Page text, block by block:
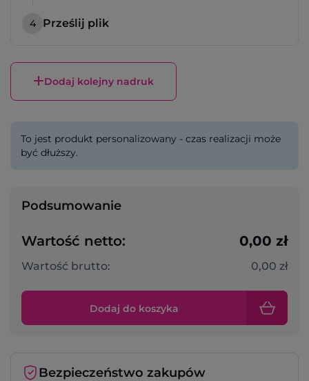
4 Prześlij plik
Dodaj kolejny nadruk
To jest produkt personalizowany - czas realizacji może
być dłuższy.
Podsumowanie
Wartość netto: 0,00 zł
Wartość brutto: 0,00 zł
Dodaj do koszyka
Bezpieczeństwo zakupów